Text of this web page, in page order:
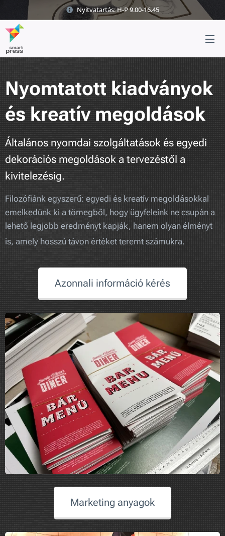
Nyitvatartás: H-P 9.00-16.45
Nyomtatott kiadványok
és kreatív megoldások
Általános nyomdai szolgáltatások és egyedi
dekorációs megoldások a tervezéstől a
kivitelezésig.
Filozófiánk egyszerű: egyedi és kreatív megoldásokkal
emelkedünk ki a tömegből, hogy ügyfeleink ne csupán a
lehető legjobb eredményt kapják, hanem olyan élményt
is, amely hosszú távon értéket teremt számukra.
Azonnali információ kérés
Marketing anyagok